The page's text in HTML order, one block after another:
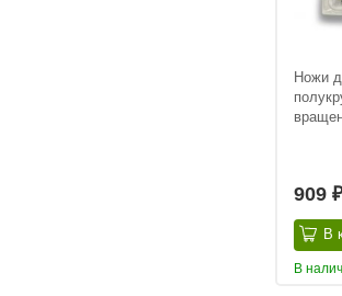
Ножи
909 ₽
В
В